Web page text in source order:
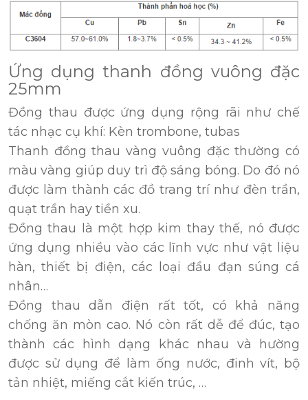
Ứng dụng thanh đồng vuông đặc
25mm
Đồng thau được ứng dụng rộng rãi như chế
tác nhạc cụ khí: Kèn trombone, tubas
Thanh đồng thau vàng vuông đặc thường có
màu vàng giúp duy trì độ sáng bóng. Do đó nó
được làm thành các đồ trang trí như đèn trần,
quạt trần hay tiền xu.
Đồng thau là một hợp kim thay thế, nó được
ứng dụng nhiều vào các lĩnh vực như vật liệu
hàn, thiết bị điện, các loại đầu đạn súng cá
nhân…
Đồng thau dẫn điện rất tốt, có khả năng
chống ăn mòn cao. Nó còn rất dễ để đúc, tạo
thành các hình dạng khác nhau và hường
được sử dụng để làm ống nước, đinh vít, bộ
tản nhiệt, miếng cắt kiến trúc, …